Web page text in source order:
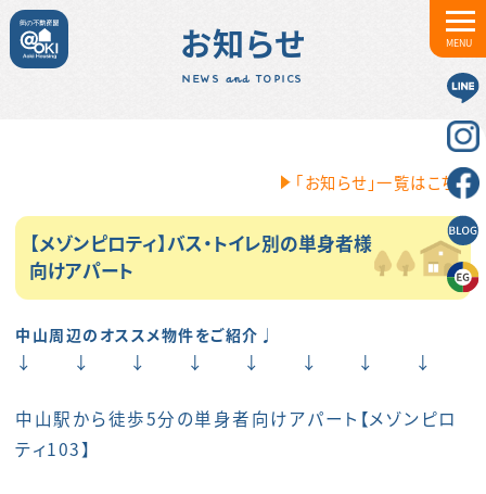
MENU
お知らせ
NEWS and TOPICS
「お知らせ」一覧はこちら
【メゾンピロティ】バス・トイレ別の単身者様
向けアパート
中山周辺のオススメ物件をご紹介♩
↓ ↓ ↓ ↓ ↓ ↓ ↓ ↓
中山駅から徒歩5分の単身者向けアパート【メゾンピロ
ティ103】